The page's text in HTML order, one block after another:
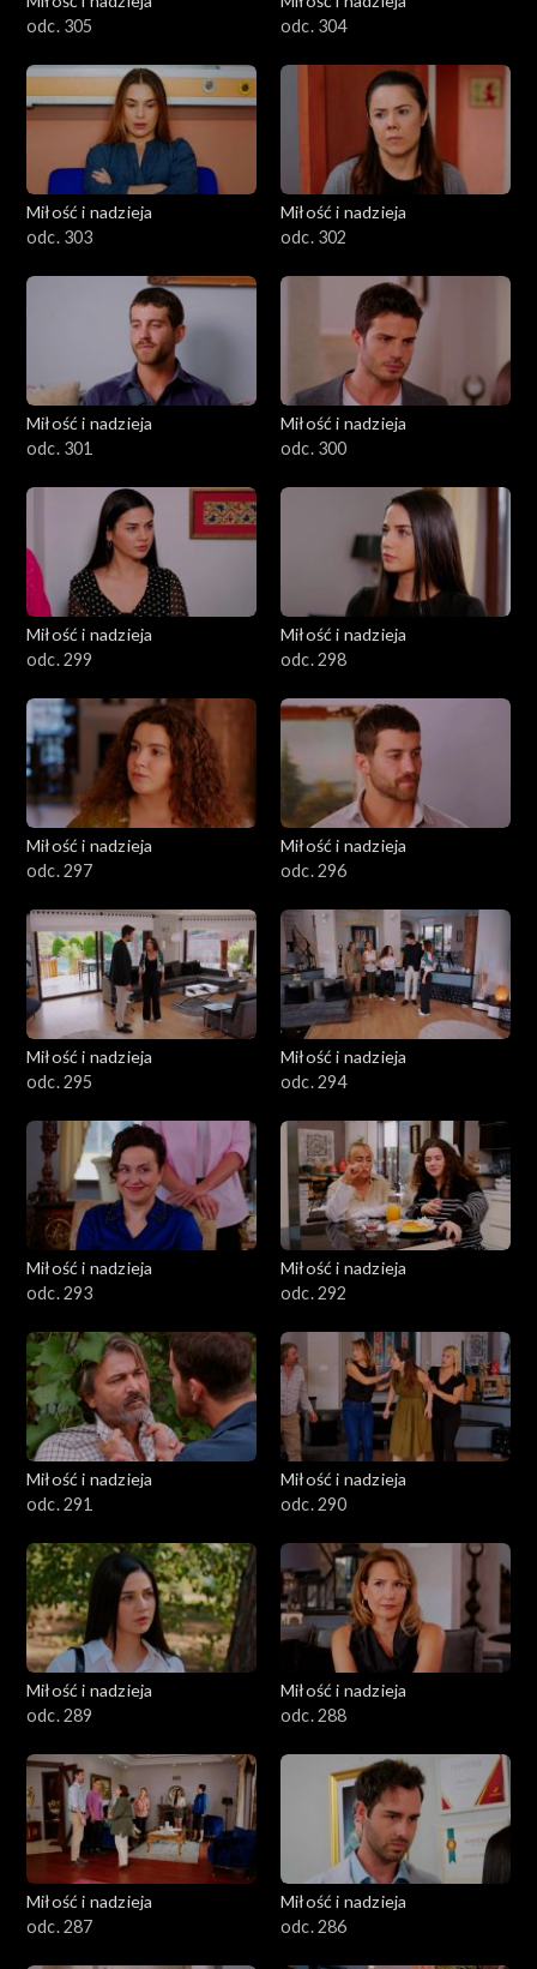
odc. 305
odc. 304
Miłość i nadzieja
odc. 303
Miłość i nadzieja
odc. 302
Miłość i nadzieja
odc. 301
Miłość i nadzieja
odc. 300
Miłość i nadzieja
odc. 299
Miłość i nadzieja
odc. 298
Miłość i nadzieja
odc. 297
Miłość i nadzieja
odc. 296
Miłość i nadzieja
odc. 295
Miłość i nadzieja
odc. 294
Miłość i nadzieja
odc. 293
Miłość i nadzieja
odc. 292
Miłość i nadzieja
odc. 291
Miłość i nadzieja
odc. 290
Miłość i nadzieja
odc. 289
Miłość i nadzieja
odc. 288
Miłość i nadzieja
odc. 287
Miłość i nadzieja
odc. 286